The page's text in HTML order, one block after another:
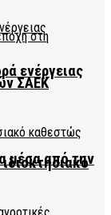
ενέργειας
μέσα από την
ΣΑΕΚ